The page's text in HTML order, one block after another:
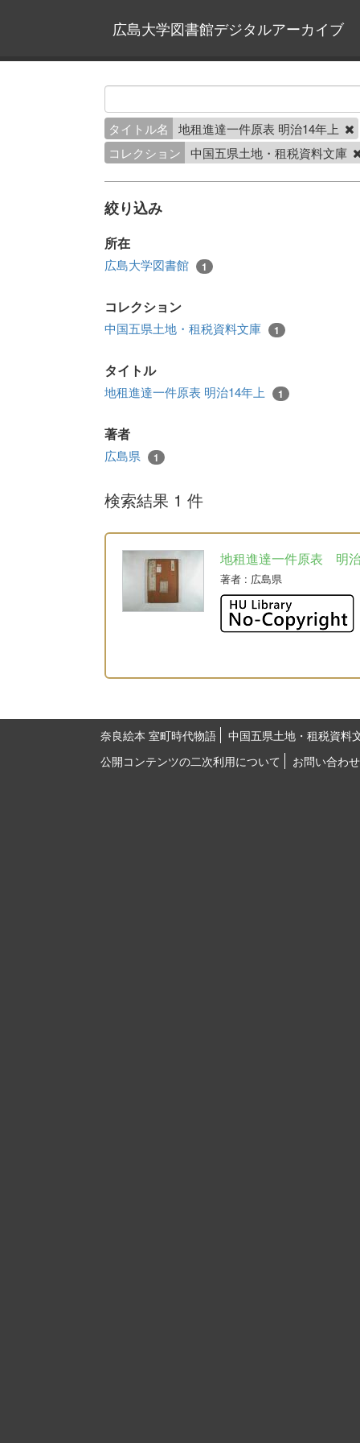
広島大学図書館デジタルアーカイブ
タイトル名
地租進達一件原表 明治14年上
コレクション
中国五県土地・租税資料文庫
絞り込み
所在
広島大学図書館 1
コレクション
中国五県土地・租税資料文庫 1
タイトル
地租進達一件原表 明治14年上 1
著者
広島県 1
検索結果 1 件
地租進達一件原表 明
著者 : 広島県
奈良絵本 室町時代物語
中国五県土地・租税資料
公開コンテンツの二次利用について
お問い合わせ